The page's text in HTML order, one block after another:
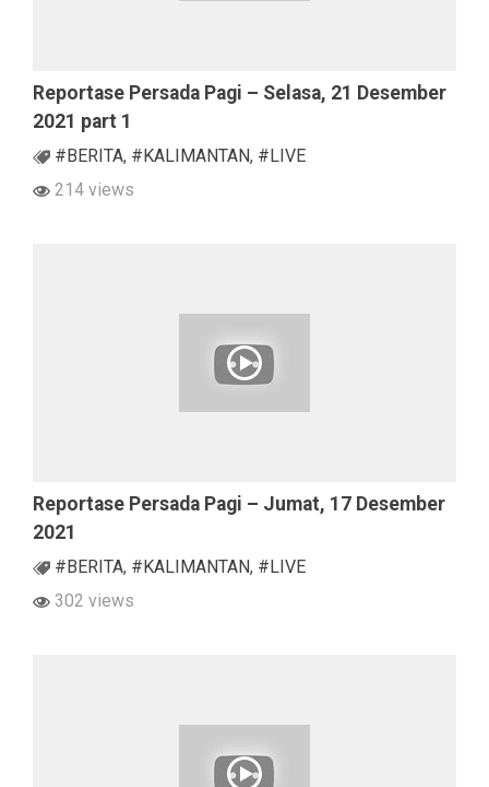
Reportase Persada Pagi – Selasa, 21 Desember
2021 part 1
#BERITA, #KALIMANTAN, #LIVE
214 views
Reportase Persada Pagi – Jumat, 17 Desember
2021
#BERITA, #KALIMANTAN, #LIVE
302 views